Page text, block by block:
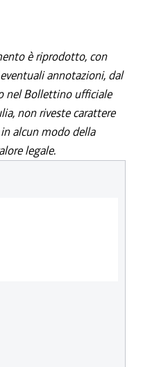
è riprodotto, con
annotazioni, dal
nel Bollettino ufficiale
non riveste carattere
alcun modo della
legale.